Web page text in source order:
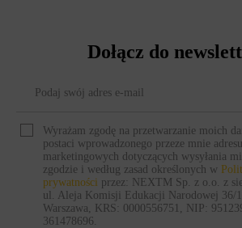
Bardzo wiele osób nie decyduje się na dodatkową
telefonu ze względu na wysoką cenę
zapewniają. Szkła ochronne do smartfonów
każdego i nie trzeba wydawać na nie fortuny. Co
jakości, a poszczególne produkty pasują do
oferowanych przez chińskiego producenta.
pewność, że będą idealnie chronić sprzęt przez
Część użytkowników boi się zamawiać szkła
Dołącz do
Wyrażam zgodę na przetwarzanie moich
postaci wprowadzonego przeze mnie
marketingowych dotyczących wysyłania
zgodzie i według zasad określonych w
prywatności przez: NEXTM Sp. z o.o. z
ul. Aleja Komisji Edukacji Narodowej 36/
Warszawa, KRS: 0000556751, NIP:
361478696.